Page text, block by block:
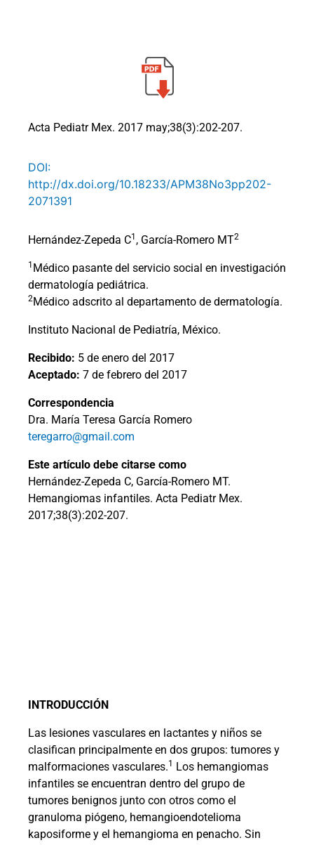
Acta Pediatr Mex. 2017 may;38(3):202-207.
DOI:
http://dx.doi.org/10.18233/APM38No3pp202-
2071391
Hernández-Zepeda C1 , García-Romero MT2
1 Médico pasante del servicio social en investigación
dermatología pediátrica.
2Médico adscrito al departamento de dermatología.
Instituto Nacional de Pediatría, México.
Recibido: 5 de enero del 2017
Aceptado: 7 de febrero del 2017
Correspondencia
Dra. María Teresa García Romero
teregarro@gmail.com
Este artículo debe citarse como
Hernández-Zepeda C, García-Romero MT.
Hemangiomas infantiles. Acta Pediatr Mex.
2017;38(3):202-207.
INTRODUCCIÓN
Las lesiones vasculares en lactantes y niños se
clasifican principalmente en dos grupos: tumores y
malformaciones vasculares.1
Los hemangiomas
infantiles se encuentran dentro del grupo de
tumores benignos junto con otros como el
granuloma piógeno, hemangioendotelioma
kaposiforme y el hemangioma en penacho. Sin